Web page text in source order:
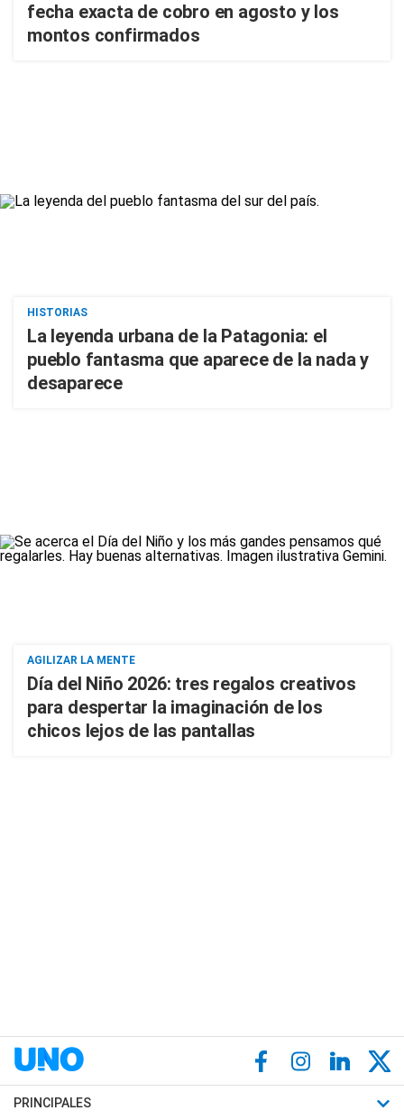
fecha exacta de cobro en agosto y los
montos confirmados
HISTORIAS
La leyenda urbana de la Patagonia: el
pueblo fantasma que aparece de la nada y
desaparece
AGILIZAR LA MENTE
Día del Niño 2026: tres regalos creativos
para despertar la imaginación de los
chicos lejos de las pantallas
PRINCIPALES